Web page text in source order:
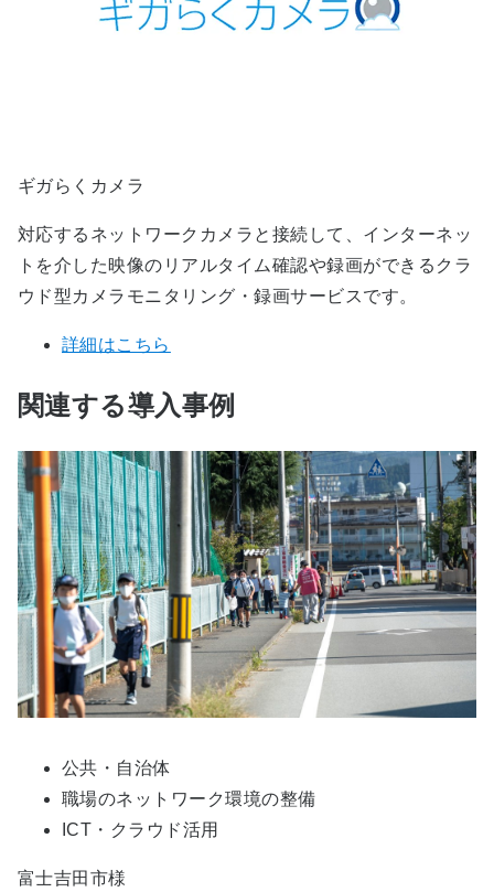
ギガらくカメラ
対応するネットワークカメラと接続して、インターネッ
トを介した映像のリアルタイム確認や録画ができるクラ
ウド型カメラモニタリング・録画サービスです。
詳細はこちら
関連する導入事例
公共・自治体
職場のネットワーク環境の整備
ICT・クラウド活用
富士吉田市様